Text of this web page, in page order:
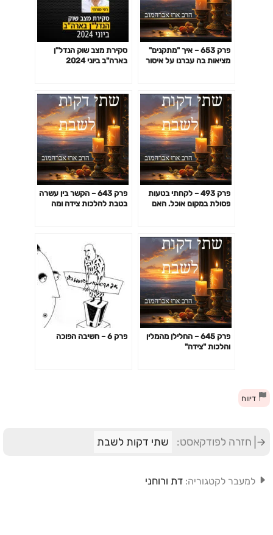
פרק 653 – איך "מתקנים"
מציאות בה עברנו על איסור
סקירת מצב שוק הנדל"ן
בארה"ב ביוני 2024
פרק 493 – לקחתי בטעות
פסולת במקום אוכל. האם
פרק 643 – הקשר בין עשרה
בטבת להלכות צידה ומה
פרק 645 – החלילן מהמלין
והלכות "צידה"
פרק 6 – חשיבה הפוכה
דיווח
חזרה לפודקאסט: שתי דקות לשבת
למעבר לקטגוריה: דת ורוחני